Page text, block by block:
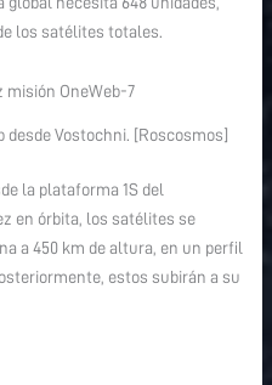
los satélites totales.
desde Vostochni. [Roscosmos]
la plataforma 1S del
en órbita, los satélites se
a 450 km de altura, en un perfil
estos subirán a su